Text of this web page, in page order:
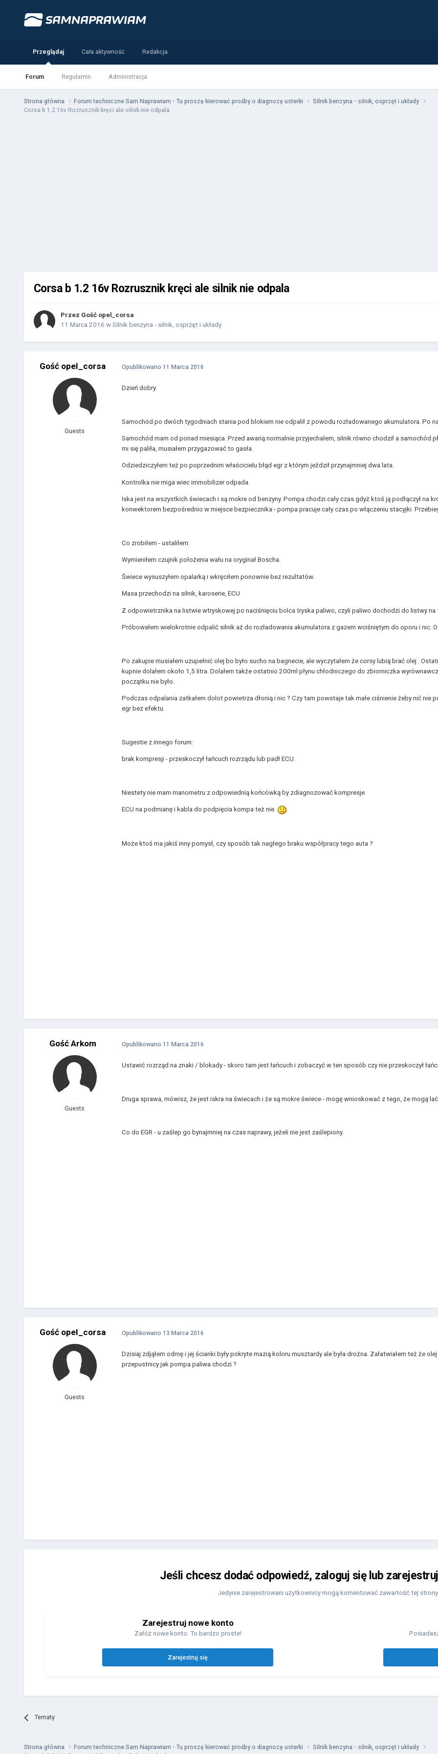
Przeglądaj
Forum Regulamin Administracja
Cała aktywność Redakcja
Strona główna Forum techniczne Sam Naprawiam - Tu proszę kierować prośby o diagnozę usterki
Silnik benzyna - silnik, osprzęt i układy
Corsa b 1.2 16v Rozrusznik kręci ale silnik nie odpala
Corsa b 1.2 16v Rozrusznik kręci ale silnik nie odpala
Przez Gość opel_corsa
11 Marca 2016 w Silnik benzyna - silnik, osprzęt i układy
Gość opel_corsa
Guests
Opublikowano 11 Marca 2016
Dzień dobry.
Samochód po dwóch tygodniach stania pod blokiem nie odpalił z powodu rozładowanego akumulatora. Po
Samochód mam od ponad miesiąca. Przed awarią normalnie przyjechałem, silnik równo chodził a samochód
mi się paliła, musiałem przygazować to gasła.
Odziedziczyłem też po poprzednim właścicielu błąd egr z którym jeździł przynajmniej dwa lata.
Kontrolka nie miga wiec immobilizer odpada.
Iska jest na wszystkich świecach i są mokre od benzyny. Pompa chodzi cały czas gdyż ktoś ją podłączył na
konwektorem bezpośrednio w miejsce bezpiecznika - pompa pracuje cały czas po włączeniu stacyjki.
Co zrobiłem - ustaliłem:
Wymieniłem czujnik położenia wału na oryginał Boscha.
Świece wysuszyłem opalarką i wkręciłem ponownie bez rezultatów.
Masa przechodzi na silnik, karoserie, ECU
Z odpowietrznika na listwie wtryskowej po naciśnięciu bolca tryska paliwo, czyli paliwo dochodzi do listwy na
Próbowałem wielokrotnie odpalić silnik aż do rozładowania akumulatora z gazem wciśniętym do oporu i nic.
Po zakupie musiałem uzupełnić olej bo było sucho na bagnecie, ale wyczytałem że corsy lubią brać olej .
kupnie dolałem około 1,5 litra. Dolałem także ostatnio 200ml płynu chłodniczego do zbiorniczka
początku nie było.
Podczas odpalania zatkałem dolot powietrza dłonią i nic ? Czy tam powstaje tak małe ciśnienie żeby nić nie
egr bez efektu.
Sugestie z innego forum:
brak kompresji - przeskoczył łańcuch rozrządu lub padł ECU.
Niestety nie mam manometru z odpowiednią końcówką by zdiagnozować kompresje.
ECU na podmianę i kabla do podpięcia kompa też nie.
Może ktoś ma jakiś inny pomysł, czy sposób tak nagłego braku współpracy tego auta ?
Gość Arkom
Guests
Opublikowano 11 Marca 2016
Ustawić rozrząd na znaki / blokady - skoro tam jest łańcuch i zobaczyć w ten sposób czy nie przeskoczył
Druga sprawa, mówisz, że jest iskra na świecach i że są mokre świece - mogę wnioskować z tego, że mogą
Co do EGR - u zaślep go bynajmniej na czas naprawy, jeżeli nie jest zaślepiony.
Gość opel_corsa
Guests
Opublikowano 13 Marca 2016
Dzisiaj zdjąłem odmę i jej ścianki były pokryte mazią koloru musztardy ale była drożna. Załatwiałem też że
przepustnicy jak pompa paliwa chodzi ?
Jeśli chcesz dodać odpowiedź, zaloguj się lub
Jedynie zarejestrowani użytkownicy mogą komentować zawartość tej
Zarejestruj nowe konto
Załóż nowe konto. To bardzo proste!
Zarejestruj się
Tematy
Strona główna Forum techniczne Sam Naprawiam - Tu proszę kierować prośby o diagnozę usterki
Silnik benzyna - silnik, osprzęt i układy